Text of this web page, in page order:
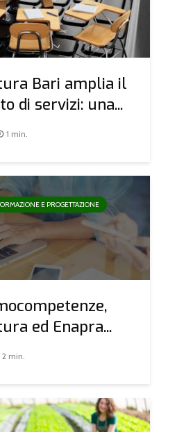
Bari amplia il
di servizi: una...
1 min.
E PROGETTAZIONE
ed Enapra...
2 min.